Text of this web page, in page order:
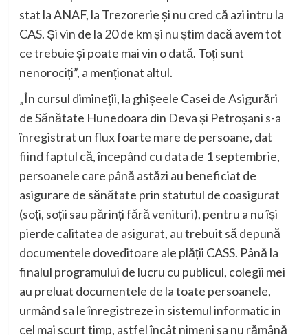
stat la ANAF, la Trezorerie și nu cred că azi intru la
CAS. Și vin de la 20 de km și nu știm dacă avem tot
ce trebuie și poate mai vin o dată. Toți sunt
nenorociți”, a menționat altul.
„În cursul dimineții, la ghișeele Casei de Asigurări
de Sănătate Hunedoara din Deva și Petroșani s-a
înregistrat un flux foarte mare de persoane, dat
fiind faptul că, începând cu data de 1 septembrie,
persoanele care până astăzi au beneficiat de
asigurare de sănătate prin statutul de coasigurat
(soți, soții sau părinți fără venituri), pentru a nu își
pierde calitatea de asigurat, au trebuit să depună
documentele doveditoare ale plății CASS. Până la
finalul programului de lucru cu publicul, colegii mei
au preluat documentele de la toate persoanele,
urmând sa le înregistreze in sistemul informatic in
cel mai scurt timp, astfel încât nimeni sa nu rămână